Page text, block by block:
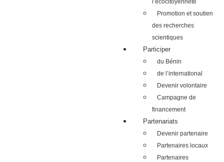
l’écocitoyenneté
Promotion et soutien
des recherches
scientiques
Participer
du Bénin
de l’international
Devenir volontaire
Campagne de
financement
Partenariats
Devenir partenaire
Partenaires locaux
Partenaires